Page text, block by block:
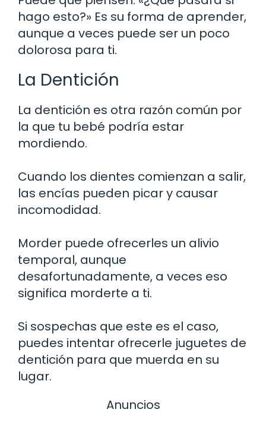
hago esto?» Es su forma de aprender,
aunque a veces puede ser un poco
dolorosa para ti.
La Dentición
La dentición es otra razón común por
la que tu bebé podría estar
mordiendo.
Cuando los dientes comienzan a salir,
las encías pueden picar y causar
incomodidad.
Morder puede ofrecerles un alivio
temporal, aunque
desafortunadamente, a veces eso
significa morderte a ti.
Si sospechas que este es el caso,
puedes intentar ofrecerle juguetes de
dentición para que muerda en su
lugar.
Anuncios